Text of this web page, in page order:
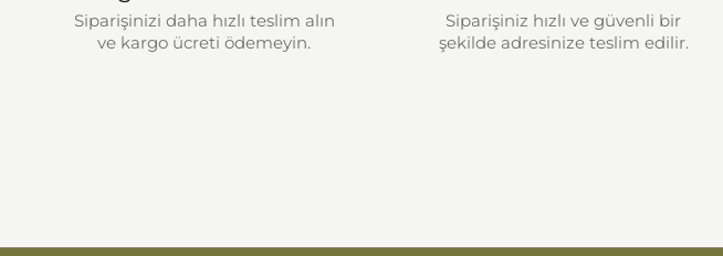
Siparişinizi daha hızlı teslim alın
ve kargo ücreti ödemeyin.
Siparişiniz hızlı ve güvenli bir
şekilde adresinize teslim edilir.